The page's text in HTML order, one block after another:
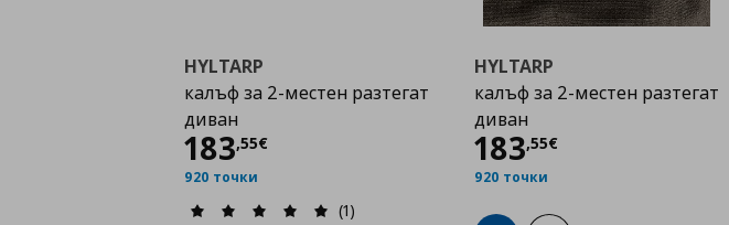
HYLTARP
калъф за 2-местен разтегат
диван
183,55€
Цена
920 точки
(1)
HYLTARP
калъф за 2-местен разтегат
диван
183,55€
Цена
920 точки